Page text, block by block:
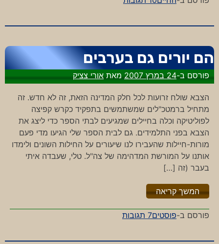
הם יורים גם בערבים
פורסם ב-24 במרץ 2007 מאתאורי צציק
הצבא שולח זרועות לכל חלק המדינה הזאת, זה לא חדש. זה
מתחיל ברמטכ"לים שמשתמשים בתפקיד כקרש קפיצה
לפוליטיקה וכלה בחיילים שמגיעים לבתי הספר כדי ליצג את
הצבא בפני התלמידים. גם לבית הספר שלי הגיעו מדי פעם
מורות-חיילות שהעבירו לנו שיעורים על החילות השונים ולימדו
אותנו על המורשת המדהימה של צה"ל. טלי, שעבדה איתי
בעבר (זה […]
המשך קריאה"%s"
פורסם ב-פוסטים7 תגובות
על
יורים